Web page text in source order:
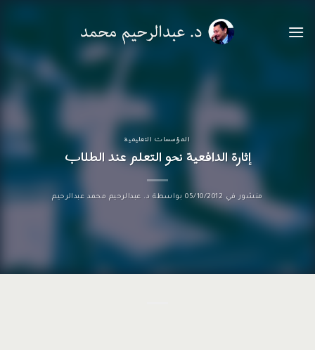
للمحتوى
المؤسسات التعليمية
إثارة الدافعية نحو التعلم عند الطلاب
منشور في 05/10/2012 بواسطة د. عبدالرحيم محمد عبدالرحيم